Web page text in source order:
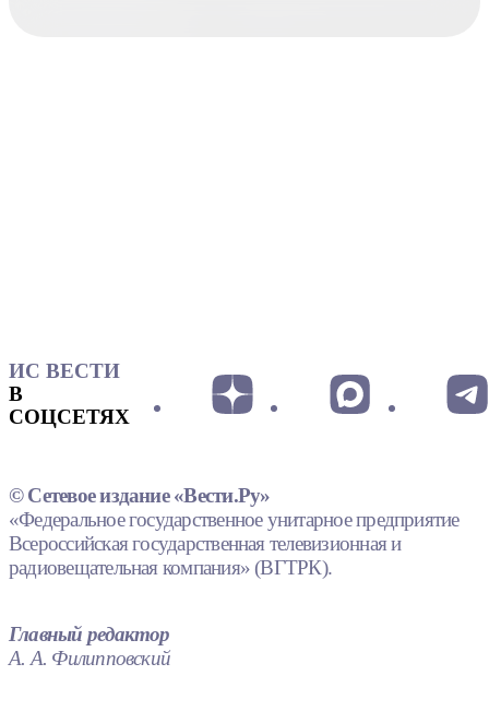
ИС ВЕСТИ
В
СОЦСЕТЯХ
© Сетевое издание «Вести.Ру»
«Федеральное государственное унитарное предприятие
Всероссийская государственная телевизионная и
радиовещательная компания» (ВГТРК).
Главный редактор
А. А. Филипповский